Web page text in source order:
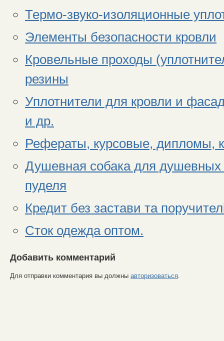
Термо-звуко-изоляционные
Элементы безопасности кровли
Кровельные проходы
резины
Уплотнители для кровли и
и др.
Рефераты, курсовые, дипломы,
Душевная собака для
пуделя
Кредит без застави та
Сток одежда оптом.
Добавить комментарий
Для отправки комментария вы должны авторизоваться.